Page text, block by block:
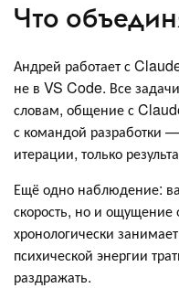
Что
Андрей работает с
не в VS Code. Все
словам, общение с
с командой разработки
итерации, только
Ещё одно наблюдение:
скорость, но и ощущение
хронологически
психической энергии
раздражать.